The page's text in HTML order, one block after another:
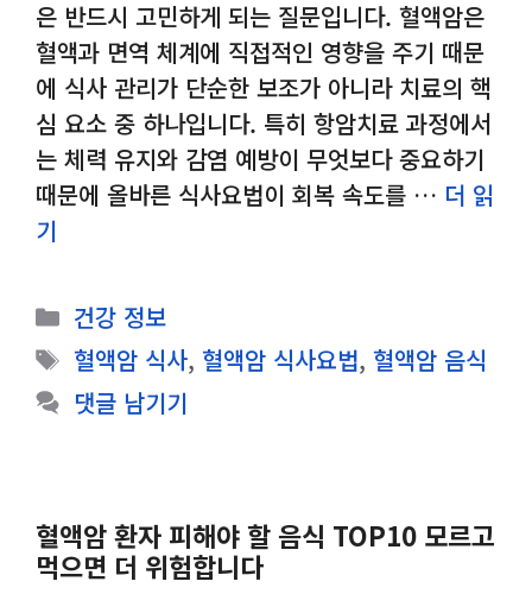
은 반드시 고민하게 되는 질문입니다. 혈액암은
혈액과 면역 체계에 직접적인 영향을 주기 때문
에 식사 관리가 단순한 보조가 아니라 치료의 핵
심 요소 중 하나입니다. 특히 항암치료 과정에서
는 체력 유지와 감염 예방이 무엇보다 중요하기
때문에 올바른 식사요법이 회복 속도를 … 더 읽
기
카
테
고
리
건강 정보
태
그
혈액암 식사, 혈액암 식사요법, 혈액암 음식
댓글 남기기
혈액암 환자 피해야 할 음식 TOP10 모르고
먹으면 더 위험합니다